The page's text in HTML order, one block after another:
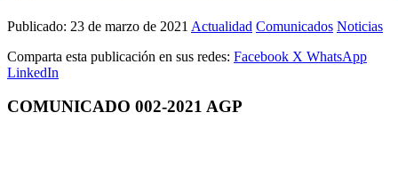
Publicado: 23 de marzo de 2021 Actualidad Comunicados Noticias
Comparta esta publicación en sus redes: Facebook X WhatsApp
LinkedIn
COMUNICADO 002-2021 AGP